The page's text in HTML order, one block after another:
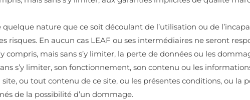
nature que ce soit découlant de l’utilisation ou de
risques. En aucun cas LEAF ou ses intermédiaires ne seront
mais sans s’y limiter, la perte de données ou les
s’y limiter, son fonctionnement, son contenu ou les
ou tout contenu de ce site, ou les présentes conditions, ou
de la possibilité d’un dommage.